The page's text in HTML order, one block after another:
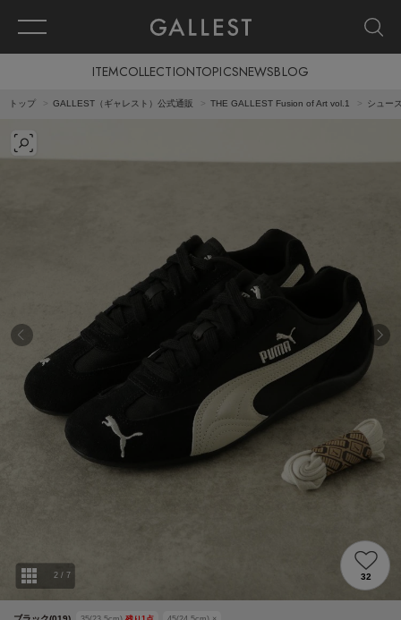
ITEMCOLLECTIONTOPICSNEWSBLOG
トップ GALLEST（ギャレスト）公式通販 THE GALLEST Fusion of Art vol.1 シュー
2 / 7 32